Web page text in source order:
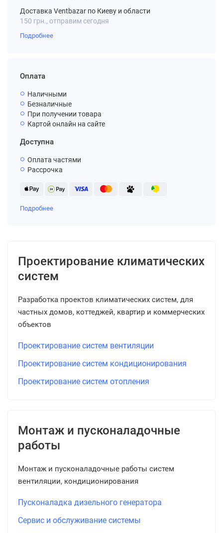
Доставка Ventbazar по Киеву и области
150 грн., отправим сегодня
Подробнее
Оплата
Наличными
Безналичные
При получении товара
Картой онлайн на сайте
Доступна
Оплата частями
Рассрочка
Подробнее
Проектирование климатических
систем
Разработка проектов климатических систем, для
частных домов, коттеджей, квартир и коммерческих
объектов
Проектирование систем вентиляции
Проектирование систем кондиционирования
Проектирование систем отопления
Монтаж и пусконаладочные
работы
Монтаж и пусконаладочные работы систем
вентиляции, кондиционирования
Пусконаладка дизельного генератора
Сервис и обслуживание системы